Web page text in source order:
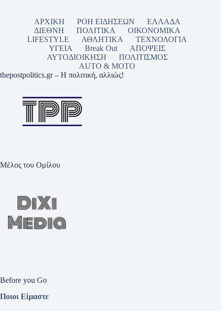
ΑΡΧΙΚΗ ΡΟΗ ΕΙΔΗΣΕΩΝ
ΕΛΛΑΔΑ
ΔΙΕΘΝΗ
ΠΟΛΙΤΙΚΑ
ΟΙΚΟΝΟΜΙΚΑ
LIFESTYLE
ΑΘΛΗΤΙΚΑ
ΤΕΧΝΟΛΟΓΙΑ
ΥΓΕΙΑ
Break Out
ΑΠΟΨΕΙΣ
ΑΥΤΟΔΙΟΙΚΗΣΗ
ΠΟΛΙΤΙΣΜΟΣ
AUTO & MOTO
thepostpolitics.gr – Η πολιτική, αλλιώς!
Μέλος του Ομίλου
Before you Go
Ποιοι Είμαστε